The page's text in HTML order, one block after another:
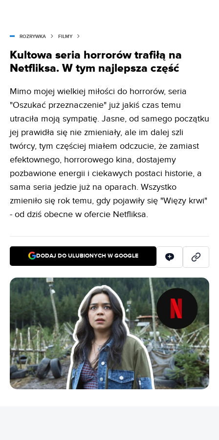
ROZRYWKA FILMY
Kultowa seria horrorów trafiłą na
Netfliksa. W tym najlepsza część
Mimo mojej wielkiej miłości do horrorów, seria
"Oszukać przeznaczenie" już jakiś czas temu
utraciła moją sympatię. Jasne, od samego początku
jej prawidła się nie zmieniały, ale im dalej szli
twórcy, tym częściej miałem odczucie, że zamiast
efektownego, horrorowego kina, dostajemy
pozbawione energii i ciekawych postaci historie, a
sama seria jedzie już na oparach. Wszystko
zmieniło się rok temu, gdy pojawiły się "Więzy krwi"
- od dziś obecne w ofercie Netfliksa.
DODAJ DO ULUBIONYCH W GOOGLE